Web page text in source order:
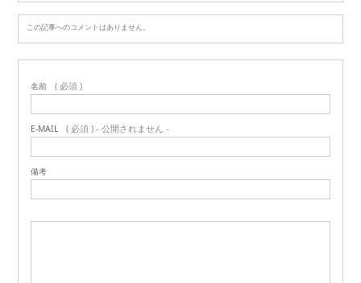
この記事へのコメントはありません。
名前 ( 必須 )
E-MAIL ( 必須 ) - 公開されません -
備考